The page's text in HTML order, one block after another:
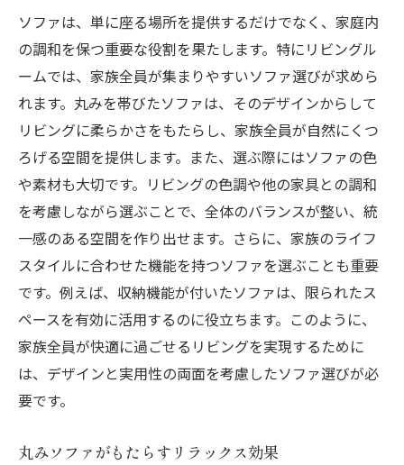
ソファは、単に座る場所を提供するだけでなく、家庭内
の調和を保つ重要な役割を果たします。特にリビングル
ームでは、家族全員が集まりやすいソファ選びが求めら
れます。丸みを帯びたソファは、そのデザインからして
リビングに柔らかさをもたらし、家族全員が自然にくつ
ろげる空間を提供します。また、選ぶ際にはソファの色
や素材も大切です。リビングの色調や他の家具との調和
を考慮しながら選ぶことで、全体のバランスが整い、統
一感のある空間を作り出せます。さらに、家族のライフ
スタイルに合わせた機能を持つソファを選ぶことも重要
です。例えば、収納機能が付いたソファは、限られたス
ペースを有効に活用するのに役立ちます。このように、
家族全員が快適に過ごせるリビングを実現するために
は、デザインと実用性の両面を考慮したソファ選びが必
要です。
丸みソファがもたらすリラックス効果